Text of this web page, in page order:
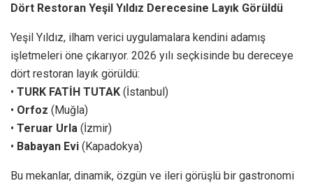
Dört Restoran Yeşil Yıldız Derecesine Layık Görüldü
Yeşil Yıldız, ilham verici uygulamalara kendini adamış
işletmeleri öne çıkarıyor. 2026 yılı seçkisinde bu dereceye
dört restoran layık görüldü:
• TURK FATİH TUTAK (İstanbul)
• Orfoz (Muğla)
• Teruar Urla (İzmir)
• Babayan Evi (Kapadokya)
Bu mekanlar, dinamik, özgün ve ileri görüşlü bir gastronomi